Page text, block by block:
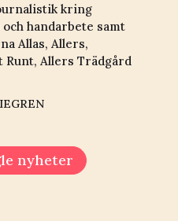
kring
handarbete samt
Allas, Allers,
Runt, Allers Trädgård
nyheter